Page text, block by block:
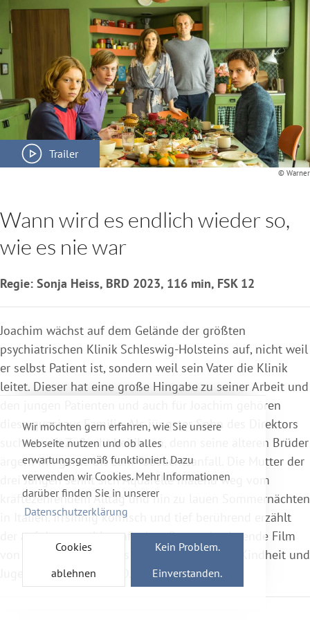
Wir möchten gern erfahren, wie Sie unsere
Webseite nutzen und ob alles
erwartungsgemäß funktioniert. Dazu
verwenden wir Cookies. Mehr Informationen
darüber finden Sie in unserer
Datenschutzerklärung
Cookies
ablehnen
Kein Problem.
Einverstanden.
Trailer
© Warner
Wann wird es endlich wieder so,
wie es nie war
Regie: Sonja Heiss, BRD 2023, 116 min, FSK 12
Joachim wächst auf dem Gelände der größten
psychiatrischen Klinik Schleswig-Holsteins auf, nicht weil
er selbst Patient ist, sondern weil sein Vater die Klinik
leitet. Dieser hat eine große Hingabe zu seiner Arbeit und
den jungen Patienten und auch für Joachim gehören
diese quasi zur Familie. Als jüngster Sohn des Direktors
sucht er oft Zuflucht bei ihnen, denn seine älteren Brüder
ärgern ihn gerne bis zum Tobsuchtsanfall. Die Mutter der
drei Jungen sehnt sich Aquarelle malend weg vom
kräftezehrendem Alltag und hin zu lauen Sommernächten
in Italien. Irrsinnig komisch und tief berührend erzählt
der auf dem autobiografischen Roman basierende Film
von Joachim Meyerhoffs außergewöhnlicher Kindheit und
Jugend in der alten BRD.